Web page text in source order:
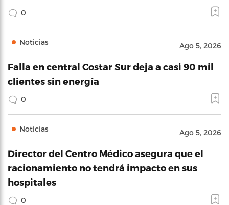
0
Noticias Ago 5, 2026
Falla en central Costar Sur deja a casi 90 mil
clientes sin energía
0
Noticias Ago 5, 2026
Director del Centro Médico asegura que el
racionamiento no tendrá impacto en sus
hospitales
0